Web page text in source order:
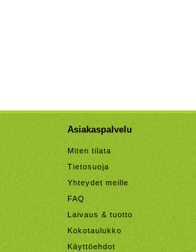
Asiakaspalvelu
Miten tilata
Tietosuoja
Yhteydet meille
FAQ
Laivaus & tuotto
Kokotaulukko
Käyttöehdot